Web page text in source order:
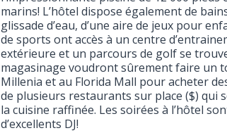
marins! L’hôtel dispose également de
glissade d’eau, d’une aire de jeux pour
de sports ont accès à un centre
extérieure et un parcours de golf se
magasinage voudront sûrement faire un
Millenia et au Florida Mall pour acheter
de plusieurs restaurants sur place ($) qui
la cuisine raffinée. Les soirées à l’hôtel
d’excellents DJ!